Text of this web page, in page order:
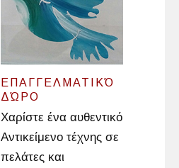
ΕΠΑΓΓΕΛΜΑΤΙΚΌ
ΔΏΡΟ
Χαρίστε ένα αυθεντικό
Αντικείμενο τέχνης σε
πελάτες και